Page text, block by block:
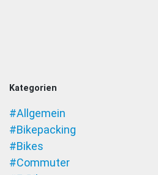
Kategorien
#Allgemein
#Bikepacking
#Bikes
#Commuter